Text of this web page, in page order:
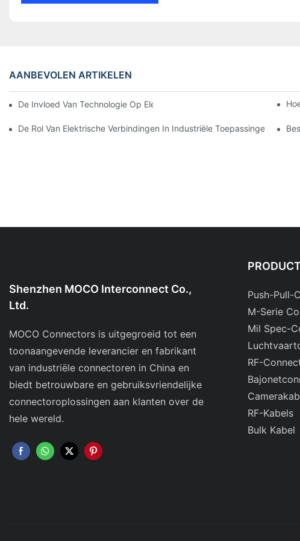
AANBEVOLEN ARTIKELEN
De Invloed Van Technologie Op Elektrische Verbindingen In Elektronica
De Rol Van Elektrische Verbindingen In Industriële Toepassingen
Shenzhen MOCO Interconnect Co.,
Ltd.
MOCO Connectors is uitgegroeid tot een
toonaangevende leverancier en fabrikant
van industriële connectoren in China en
biedt betrouwbare en gebruiksvriendelijke
connectoroplossingen aan klanten over de
hele wereld.
Push-Pull-
M-Serie
Mil Spec-
RF-
RF-Kabels
Bulk Kabel